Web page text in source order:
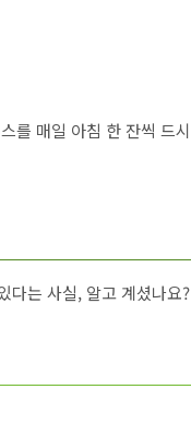
를 매일 아침 한 잔씩 드시
다는 사실, 알고 계셨나요?